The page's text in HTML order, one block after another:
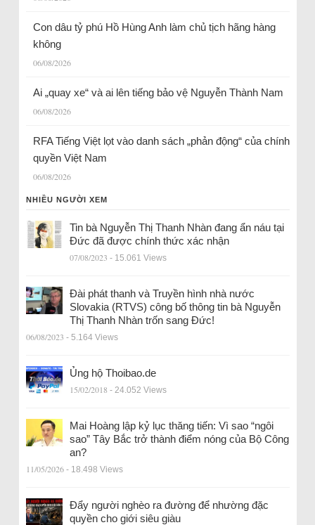
Con dâu tỷ phú Hồ Hùng Anh làm chủ tịch hãng hàng
không
06/08/2026
Ai „quay xe“ và ai lên tiếng bảo vệ Nguyễn Thành Nam
06/08/2026
RFA Tiếng Việt lọt vào danh sách „phản động“ của chính
quyền Việt Nam
06/08/2026
NHIỀU NGƯỜI XEM
Tin bà Nguyễn Thị Thanh Nhàn đang ẩn náu tại
Đức đã được chính thức xác nhận
07/08/2023 - 15.061 Views
Đài phát thanh và Truyền hình nhà nước
Slovakia (RTVS) công bố thông tin bà Nguyễn
Thị Thanh Nhàn trốn sang Đức!
06/08/2023 - 5.164 Views
Ủng hộ Thoibao.de
15/02/2018 - 24.052 Views
Mai Hoàng lập kỷ lục thăng tiến: Vì sao “ngôi
sao” Tây Bắc trở thành điểm nóng của Bộ Công
an?
11/05/2026 - 18.498 Views
Đẩy người nghèo ra đường để nhường đặc
quyền cho giới siêu giàu